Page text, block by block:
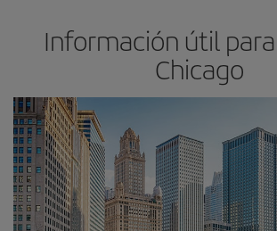
Información útil
Chicago